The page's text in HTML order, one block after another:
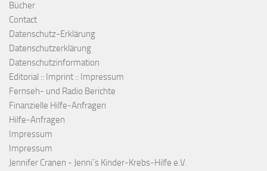
Bücher
Contact
Datenschutz-Erklärung
Datenschutzerklärung
Datenschutzinformation
Editorial :: Imprint :: Impressum
Fernseh- und Radio Berichte
Finanzielle Hilfe-Anfragen
Hilfe-Anfragen
Impressum
Impressum
Jennifer Cranen - Jenni´s Kinder-Krebs-Hilfe e.V.